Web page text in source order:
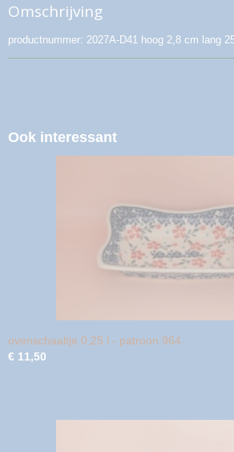
Omschrijving
productnummer: 2027A-D41 hoog 2,8 cm lang
Ook interessant
ovenschaaltje 0,25 l - patroon 964
€ 11,50